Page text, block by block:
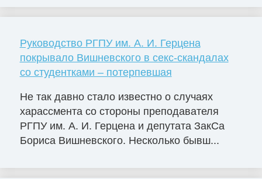
Руководство РГПУ им. А. И. Герцена
покрывало Вишневского в секс-скандалах
со студентками – потерпевшая
Не так давно стало известно о случаях
харассмента со стороны преподавателя
РГПУ им. А. И. Герцена и депутата ЗакСа
Бориса Вишневского. Несколько бывш...